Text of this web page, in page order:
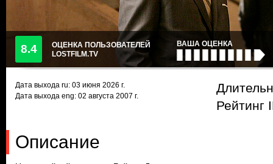
8.4
ОЦЕНКА ПОЛЬЗОВАТЕЛЕЙ
LOSTFILM.TV
ВАША ОЦЕНКА
Дата выхода ru: 03 июня 2026 г.
Дата выхода eng: 02 августа 2007 г.
Рейтинг
Описание